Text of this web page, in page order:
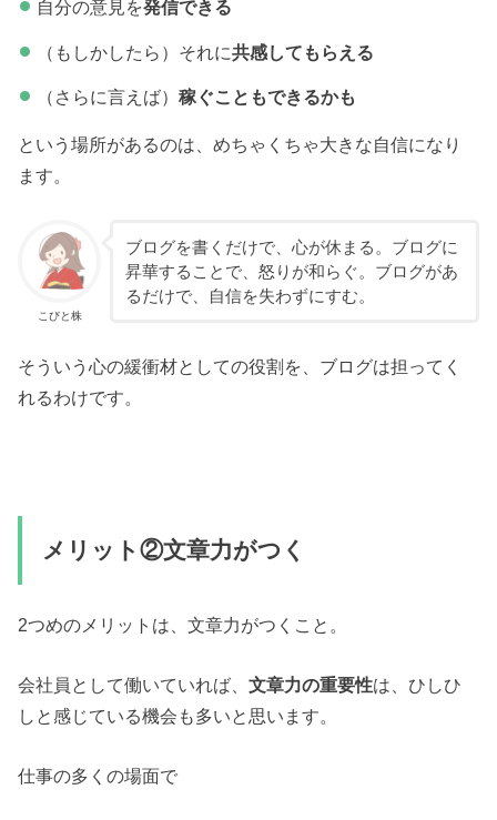
自分の意見を発信できる
（もしかしたら）それに共感してもらえる
（さらに言えば） 稼ぐこともできるかも
という場所があるのは、めちゃくちゃ大きな自信になり
ます。
こびと株
ブログを書くだけで、心が休まる。ブログに
昇華することで、怒りが和らぐ。ブログがあ
るだけで、自信を失わずにすむ。
そういう心の緩衝材としての役割を、ブログは担ってく
れるわけです。
メリット②文章力がつく
2つめのメリットは、文章力がつくこと。
会社員として働いていれば、文章力の重要性は、ひしひ
しと感じている機会も多いと思います。
仕事の多くの場面で